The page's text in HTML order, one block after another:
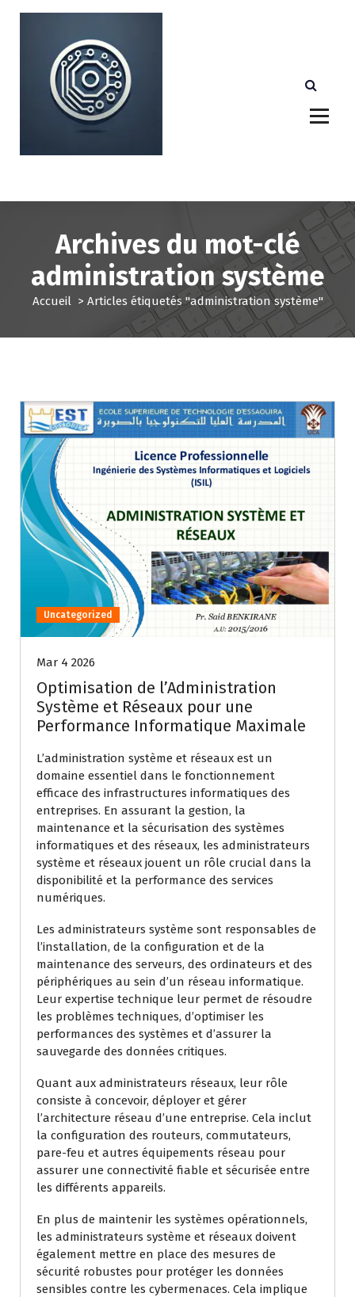
e
Archives du mot-clé
administration système
Accueil> Articles étiquetés "administration système"
Uncategorized
Mar 4 2026
Optimisation de l’Administration
Système et Réseaux pour une
Performance Informatique Maximale
L’administration système et réseaux est un
domaine essentiel dans le fonctionnement
efficace des infrastructures informatiques des
entreprises. En assurant la gestion, la
maintenance et la sécurisation des systèmes
informatiques et des réseaux, les administrateurs
système et réseaux jouent un rôle crucial dans la
disponibilité et la performance des services
numériques.
Les administrateurs système sont responsables de
l’installation, de la configuration et de la
maintenance des serveurs, des ordinateurs et des
périphériques au sein d’un réseau informatique.
Leur expertise technique leur permet de résoudre
les problèmes techniques, d’optimiser les
performances des systèmes et d’assurer la
sauvegarde des données critiques.
Quant aux administrateurs réseaux, leur rôle
consiste à concevoir, déployer et gérer
l’architecture réseau d’une entreprise. Cela inclut
la configuration des routeurs, commutateurs,
pare-feu et autres équipements réseau pour
assurer une connectivité fiable et sécurisée entre
les différents appareils.
En plus de maintenir les systèmes opérationnels,
les administrateurs système et réseaux doivent
également mettre en place des mesures de
sécurité robustes pour protéger les données
sensibles contre les cybermenaces. Cela implique